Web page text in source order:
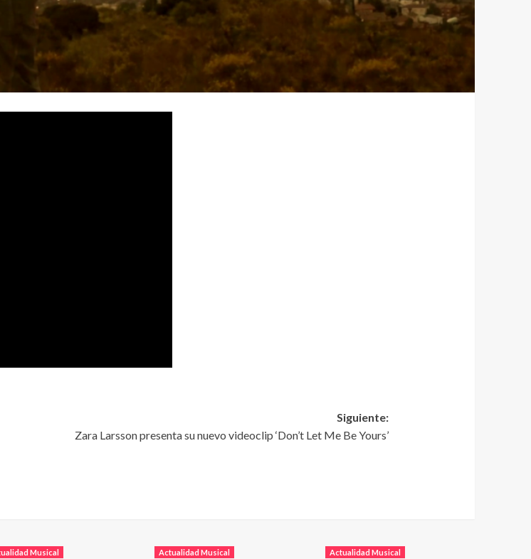
Siguiente:
Zara Larsson presenta su nuevo videoclip ‘Don’t Let Me Be Yours’
Musical Actualidad Musical Actualidad Musical